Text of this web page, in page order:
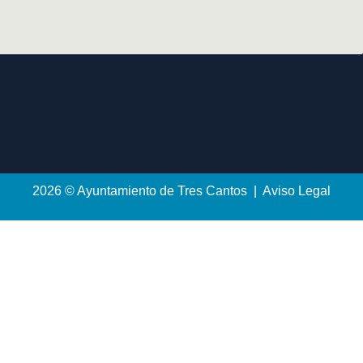
2026 © Ayuntamiento de Tres Cantos | Aviso Legal